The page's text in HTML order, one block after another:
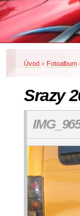
Úvod » Fotoalbum
Srazy